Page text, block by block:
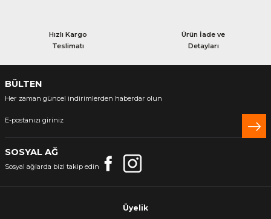
Hızlı Kargo
Teslimatı
Ürün İade ve
Detayları
BÜLTEN
Her zaman güncel indirimlerden haberdar olun
SOSYAL AĞ
Sosyal ağlarda bizi takip edin
Üyelik